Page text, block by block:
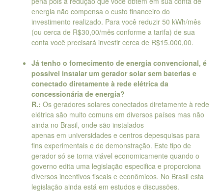
energia não compensa o custo financeiro do
investimento realizado. Para você reduzir 50 kWh/mês
(ou cerca de R$30,00/mês conforme a tarifa) de sua
conta você precisará investir cerca de R$15.000,00.
Já tenho o fornecimento de energia convencional, é
possível instalar um gerador solar sem baterias e
conectado diretamente à rede elétrica da
concessionária de energia?
R.: Os geradores solares conectados diretamente à rede
elétrica são muito comuns em diversos países mas não
ainda no Brasil, onde são instalados
apenas em universidades e centros depesquisas para
fins experimentais e de demonstração. Este tipo de
gerador só se torna viável economicamente quando o
governo edita uma legislação especifica e proporciona
diversos incentivos fiscais e econômicos. No Brasil esta
legislação ainda está em estudos e discussões.